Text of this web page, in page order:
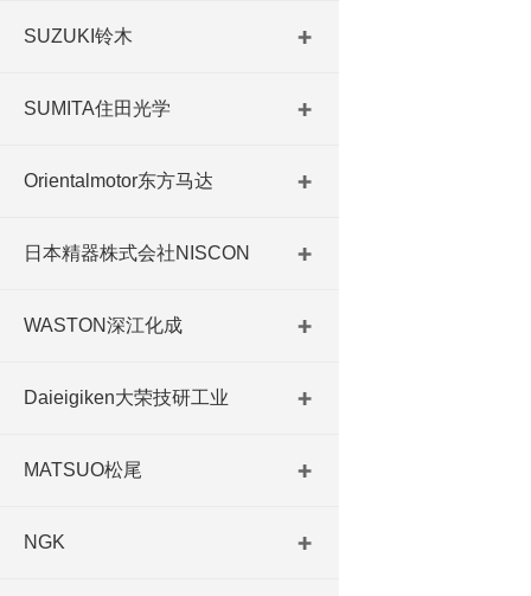
SUZUKI铃木
SUMITA住田光学
Orientalmotor东方马达
日本精器株式会社NISCON
WASTON深江化成
Daieigiken大荣技研工业
MATSUO松尾
NGK